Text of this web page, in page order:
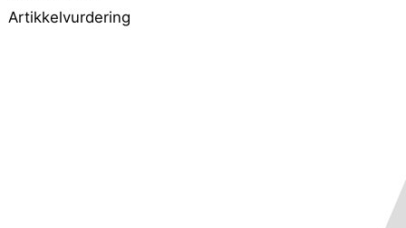
Artikkelvurdering